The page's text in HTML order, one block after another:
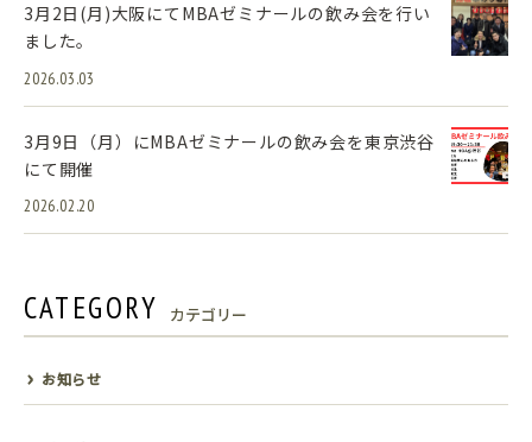
3月2日(月)大阪にてMBAゼミナールの飲み会を行い
ました。
2026.03.03
3月9日（月）にMBAゼミナールの飲み会を東京渋谷
にて開催
2026.02.20
CATEGORY カテゴリー
お知らせ